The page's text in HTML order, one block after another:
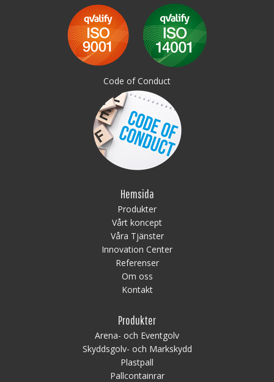
Code of Conduct
Hemsida
Produkter
Vårt koncept
Våra Tjänster
Innovation Center
Referenser
Om oss
Kontakt
Produkter
Arena- och Eventgolv
Skyddsgolv- och Markskydd
Plastpall
Pallcontainrar